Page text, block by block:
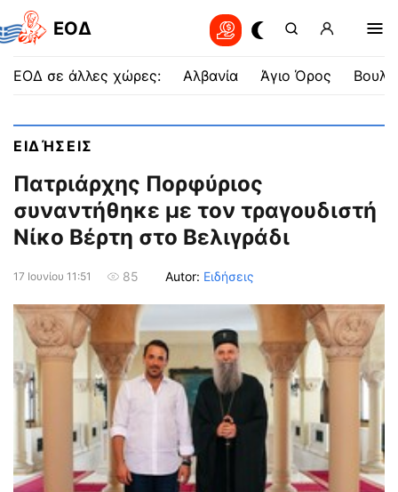
EOΔ
ΕΟΔ σε άλλες χώρες: Αλβανία Άγιο Όρος
ΕΙΔΉΣΕΙΣ
Πατριάρχης Πορφύριος
συναντήθηκε με τον τραγουδιστή
Νίκο Βέρτη στο Βελιγράδι
17 Ιουνίου 11:51 85 Autor: Ειδήσεις